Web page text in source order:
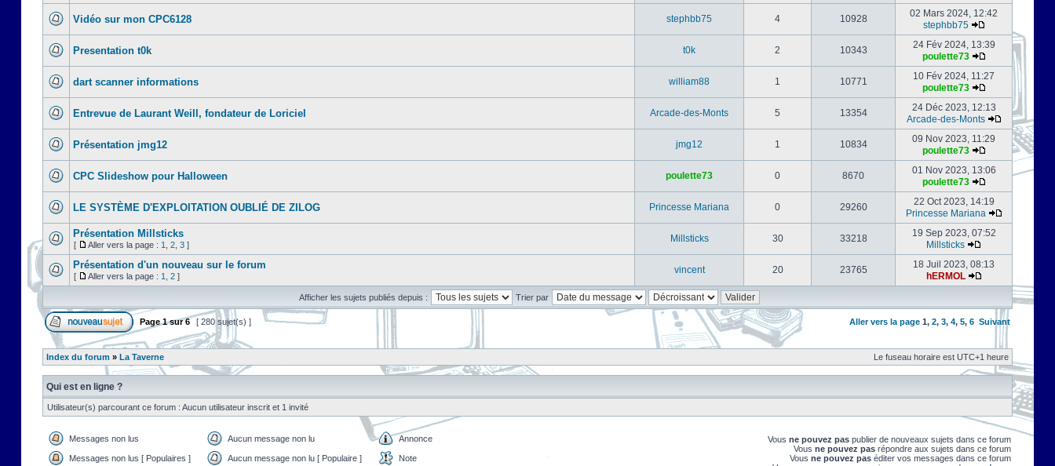
Vidéo sur mon CPC6128 stephbb75 4 10928
02 Mars 2024, 12:42
stephbb75
Presentation t0k t0k 2 10343
24 Fév 2024, 13:39
poulette73
dart scanner informations william88 1 10771
10 Fév 2024, 11:27
poulette73
Entrevue de Laurant Weill, fondateur de Loriciel Arcade-des-Monts 5 13354
24 Déc 2023, 12:13
Arcade-des-Monts
Présentation jmg12 jmg12 1 10834
09 Nov 2023, 11:29
poulette73
CPC Slideshow pour Halloween poulette73 0 8670
01 Nov 2023, 13:06
poulette73
LE SYSTÈME D'EXPLOITATION OUBLIÉ DE ZILOG Princesse Mariana 0 29260
22 Oct 2023, 14:19
Princesse Mariana
Présentation Millsticks
[ Aller vers la page : 1 2 3 ]
Millsticks 30 33218
19 Sep 2023, 07:52
Millsticks
Présentation d'un nouveau sur le forum
[ Aller vers la page : 1 2 ]
vincent 20 23765
18 Juil 2023, 08:13
hERMOL
Afficher les sujets publiés depuis : Trier par
Page1sur6 [ 280 sujet(s) ] Aller vers la page 1, 2, 3, 4, 5, 6 Suivant
Index du forum » La Taverne Le fuseau horaire est UTC+1 heure
Qui est en ligne ?
Utilisateur(s) parcourant ce forum : Aucun utilisateur inscrit et 1 invité
Messages non lus Aucun message non lu Annonce
Messages non lus [ Populaires ] Aucun message non lu [ Populaire ] Note
Vous ne pouvez pas publier de nouveaux sujets dans ce forum
Vous ne pouvez pas répondre aux sujets dans ce forum
Vous ne pouvez pas éditer vos messages dans ce forum